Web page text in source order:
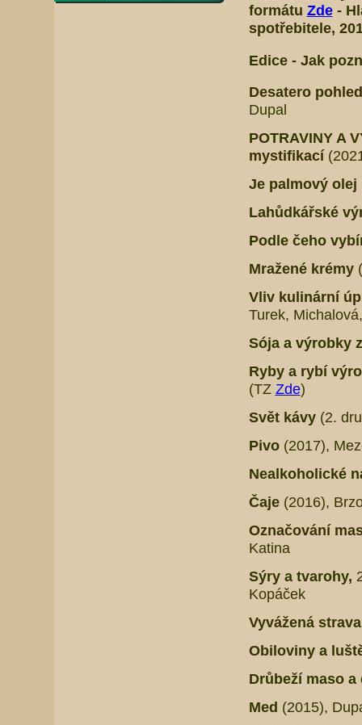
formátu Zde-
spotřebitele,
Edice - Jak
Desatero
Dupal
POTRAVINY A
mystifikací
Je palmový
Lahůdkářské
Podle čeho
Mražené krémy
Vliv kulinární
Turek,
Sója a výrobky
Ryby a rybí
(TZ Zde)
Svět kávy(2.
Pivo (2017),
Nealkoholické
Čaje(2016),
Označování
Katina
Sýry a tvarohy,
Kopáček
Vyvážená
Obiloviny a
Drůbeží maso
Med (2015),